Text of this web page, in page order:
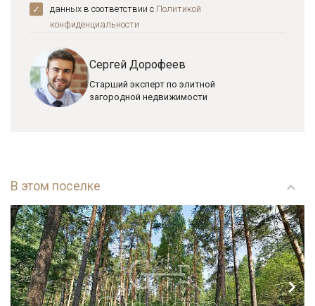
данных в соответствии с Политикой
конфиденциальноcти
Сергей Дорофеев
Старший эксперт по элитной
загородной недвижимости
В этом поселке